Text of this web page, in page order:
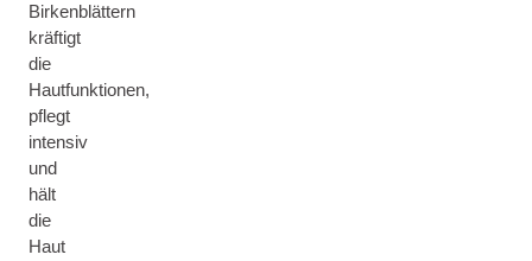
Birkenblättern
kräftigt
die
Hautfunktionen,
pflegt
intensiv
und
hält
die
Haut